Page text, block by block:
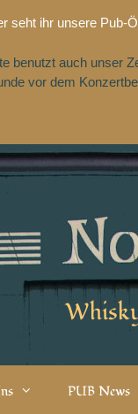
seht ihr unsere Pub-
benutzt auch unser
vor dem
PUB News